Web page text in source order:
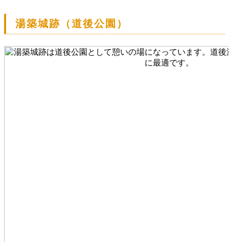
湯築城跡（道後公園）